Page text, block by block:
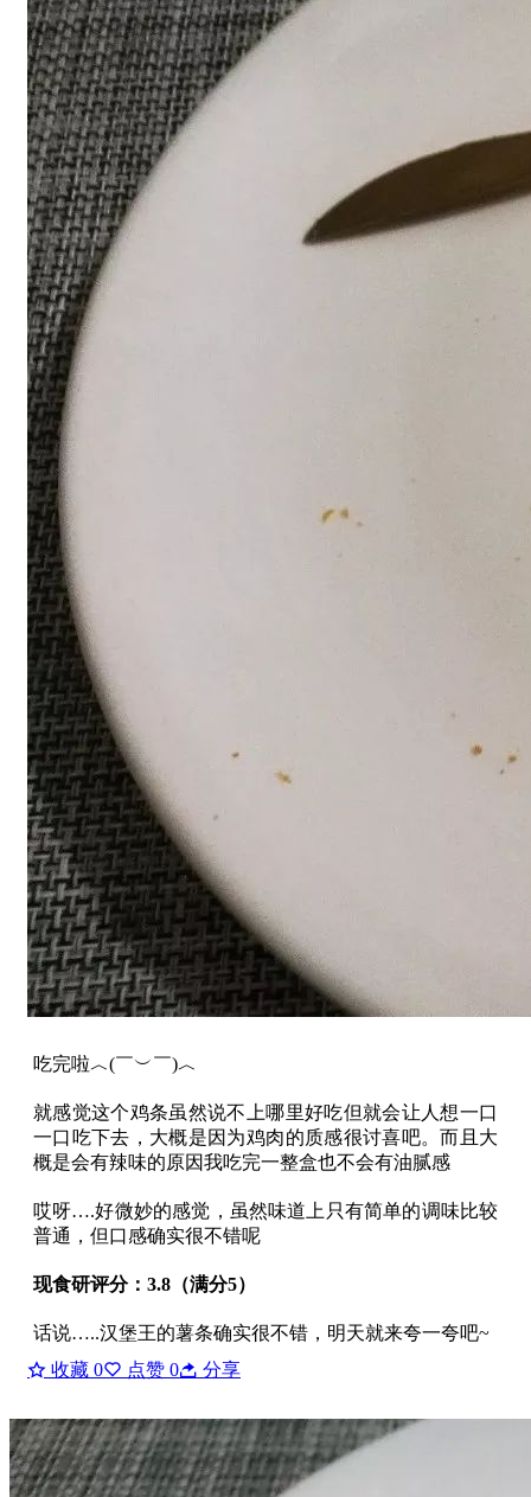
吃完啦︿(￣︶￣)︿
就感觉这个鸡条虽然说不上哪里好吃但就会让人想一口
一口吃下去，大概是因为鸡肉的质感很讨喜吧。而且大
概是会有辣味的原因我吃完一整盒也不会有油腻感
哎呀….好微妙的感觉，虽然味道上只有简单的调味比较
普通，但口感确实很不错呢
现食研评分：3.8（满分5）
话说…..汉堡王的薯条确实很不错，明天就来夸一夸吧~
收藏 0 点赞 0 分享